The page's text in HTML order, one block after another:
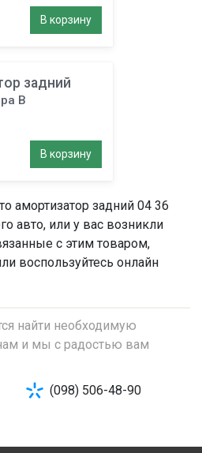
В корзину
задний
В
В корзину
амортизатор задний 04 36
авто, или у вас возникли
с этим товаром,
воспользуйтесь онлайн
найти необходимую
и мы с радостью вам
(098) 506-48-90